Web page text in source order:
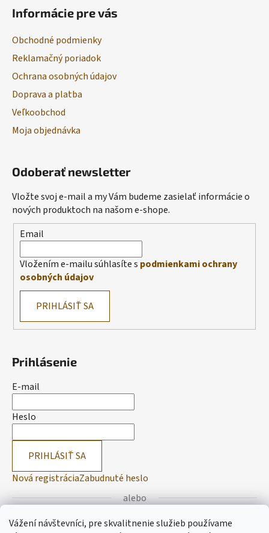
Vážení návštevníci, pre skvalitnenie služieb používame
Informácie pre vás
Obchodné podmienky
Reklamačný poriadok
Ochrana osobných údajov
Doprava a platba
Veľkoobchod
Moja objednávka
Odoberať newsletter
Vložte svoj e-mail a my Vám budeme zasielať informácie o
nových produktoch na našom e-shope.
Email
Vložením e-mailu súhlasíte s podmienkami ochrany
osobných údajov
PRIHLÁSIŤ SA
Prihlásenie
E-mail
Heslo
PRIHLÁSIŤ SA
Nová registráciaZabudnuté heslo
alebo
Prihlásiť sa cez Facebook